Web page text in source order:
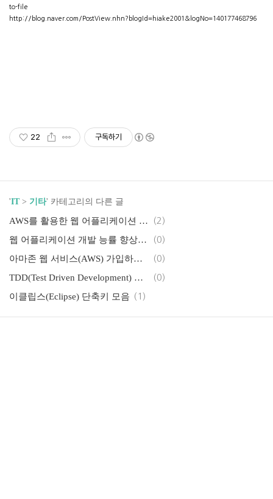
to-file
http://blog.naver.com/PostView.nhn?blogId=hiake2001&logNo=140177468796
22 구독하기
'IT> 기타' 카테고리의 다른 글
AWS를 활용한 웹 어플리케이션 아키택처 설계 (2)
웹 어플리케이션 개발 능률 향상에 도움이되는 JRebel (0)
아마존 웹 서비스(AWS) 가입하는 법 (0)
TDD(Test Driven Development) 관련 내용 정리 (0)
이클립스(Eclipse) 단축키 모음 (1)